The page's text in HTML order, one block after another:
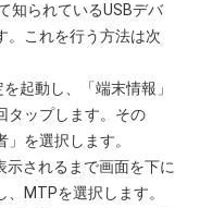
知られているUSBデバ
。これを行う方法は次
起動し、「端末情報」
タップします。その
を選択します。
示されるまで画面を下に
MTPを選択します。